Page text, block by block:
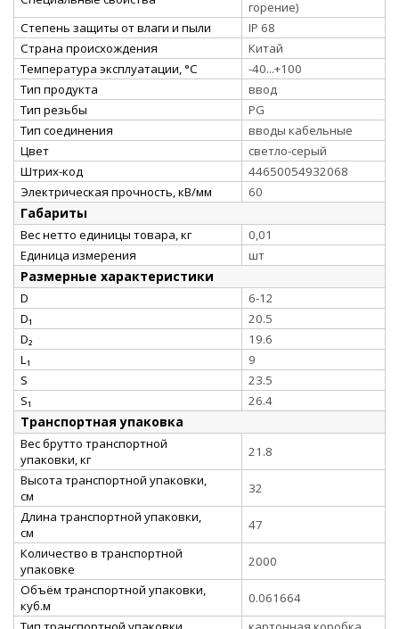
горение)
Степень защиты от влаги и пыли
IP 68
Страна происхождения
Китай
Температура эксплуатации, °С
-40...+100
Тип продукта
ввод
Тип резьбы
PG
Тип соединения
вводы кабельные
Цвет
светло-серый
Штрих-код
44650054932068
Электрическая прочность, кВ/мм
60
Габариты
Вес нетто единицы товара, кг
0,01
Единица измерения
шт
Размерные характеристики
D
6-12
D₁
20.5
D₂
19.6
L₁
9
S
23.5
S₁
26.4
Транспортная упаковка
Вес брутто транспортной
упаковки, кг
21.8
Высота транспортной упаковки,
см
32
Длина транспортной упаковки,
см
47
Количество в транспортной
упаковке
2000
Объём транспортной упаковки,
куб.м
0.061664